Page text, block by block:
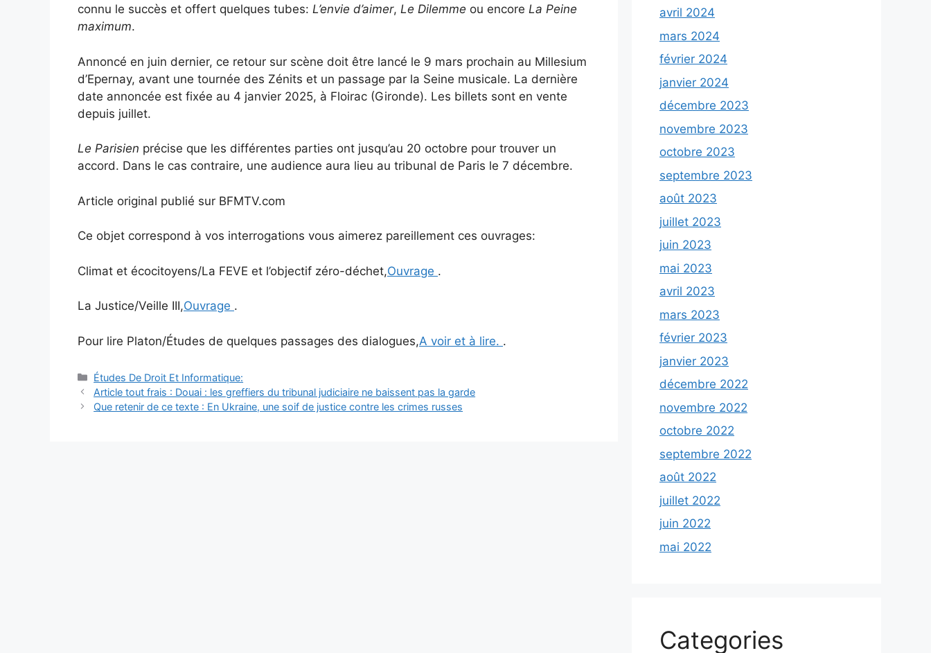
connu le succès et offert quelques tubes: L’envie d’aimer, Le Dilemme ou encore La Peine
maximum.
Annoncé en juin dernier, ce retour sur scène doit être lancé le 9 mars prochain au Millesium
d’Epernay, avant une tournée des Zénits et un passage par la Seine musicale. La dernière
date annoncée est fixée au 4 janvier 2025, à Floirac (Gironde). Les billets sont en vente
depuis juillet.
Le Parisien précise que les différentes parties ont jusqu’au 20 octobre pour trouver un
accord. Dans le cas contraire, une audience aura lieu au tribunal de Paris le 7 décembre.
Article original publié sur BFMTV.com
Ce objet correspond à vos interrogations vous aimerez pareillement ces ouvrages:
Climat et écocitoyens/La FEVE et l’objectif zéro-déchet,Ouvrage .
La Justice/Veille III,Ouvrage .
Pour lire Platon/Études de quelques passages des dialogues,A voir et à lire. .
Catégories
Études De Droit Et Informatique:
Navigation
des
Article tout frais : Douai : les greffiers du tribunal judiciaire ne baissent pas la garde
Que retenir de ce texte : En Ukraine, une soif de justice contre les crimes russes
avril 2024
mars 2024
février 2024
janvier 2024
décembre 2023
novembre 2023
octobre 2023
septembre 2023
août 2023
juillet 2023
juin 2023
mai 2023
avril 2023
mars 2023
février 2023
janvier 2023
décembre 2022
novembre 2022
octobre 2022
septembre 2022
août 2022
juillet 2022
juin 2022
mai 2022
Categories